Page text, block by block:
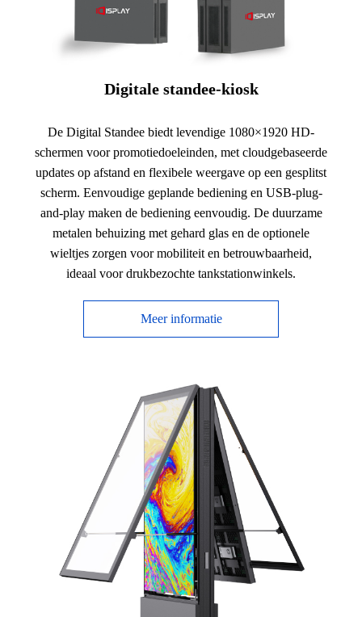
Digitale standee-kiosk
De Digital Standee biedt levendige 1080×1920 HD-
schermen voor promotiedoeleinden, met cloudgebaseerde
updates op afstand en flexibele weergave op een gesplitst
scherm. Eenvoudige geplande bediening en USB-plug-
and-play maken de bediening eenvoudig. De duurzame
metalen behuizing met gehard glas en de optionele
wieltjes zorgen voor mobiliteit en betrouwbaarheid,
ideaal voor drukbezochte tankstationwinkels.
Meer informatie